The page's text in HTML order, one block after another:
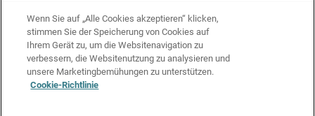
Cookie-Richtlinie
Datenschutzrichtlinie
Media & Brand Kit
Wenn Sie auf „Alle Cookies akzeptieren“ klicken,
stimmen Sie der Speicherung von Cookies auf
Ihrem Gerät zu, um die Websitenavigation zu
verbessern, die Websitenutzung zu analysieren und
unsere Marketingbemühungen zu unterstützen.
Cookie-Richtlinie